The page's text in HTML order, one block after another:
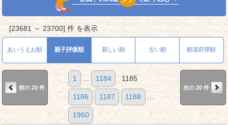
[23681 ～ 23700] 件 を表示
あいうえお順 親子評価順 新しい順 古い順 都道府県順
前の 20 件
1 ... 1184 1185
1186 1187 1188 ...
1960
次の 20 件